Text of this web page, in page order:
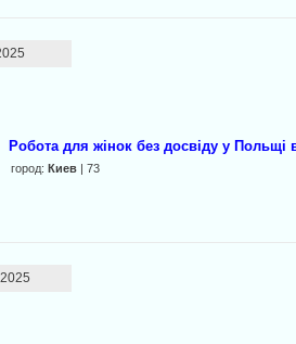
Робота для жінок без досвіду у Польщі
город: Киев| 73